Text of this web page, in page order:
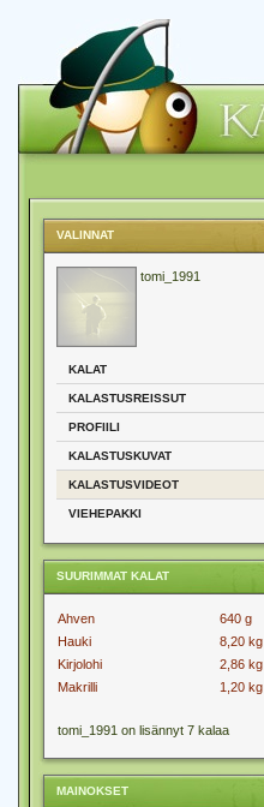
VALINNAT
tomi_1991
KALAT
KALASTUSREISSUT
PROFIILI
KALASTUSKUVAT
KALASTUSVIDEOT
VIEHEPAKKI
SUURIMMAT KALAT
Ahven
640 g
Hauki
8,20 kg
Kirjolohi
2,86 kg
Makrilli
1,20 kg
tomi_1991 on lisännyt 7 kalaa
MAINOKSET